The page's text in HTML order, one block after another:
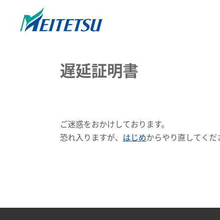
遅延証明書
ご迷惑をおかけしております。
恐れ入りますが、 はじめからやり直してくだ